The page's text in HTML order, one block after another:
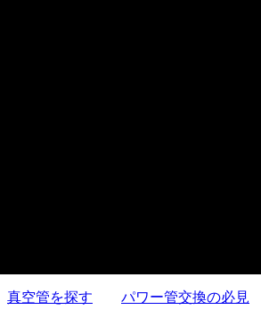
真空管を探す パワー管交換の必見